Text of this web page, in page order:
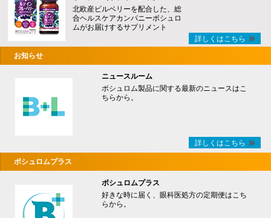
北欧産ビルベリーを配合した、総
合ヘルスケアカンパニーボシュロ
ムがお届けするサプリメント
詳しくはこちら
お知らせ
ニュースルーム
ボシュロム製品に関する最新のニュースはこ
ちらから。
詳しくはこちら
ボシュロムプラス
ボシュロムプラス
好きな時に届く、眼科医処方の定期便はこち
らから。